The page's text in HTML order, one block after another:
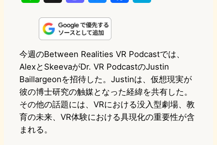
n
s
o
d
o
n
u
s
y
e
b
o
o
k
n
a
今週のBetween Realities VR Podcastでは、
AlexとSkeevaがDr. VR PodcastのJustin
Baillargeonを招待した。Justinは、仮想現実が
彼の博士研究の触媒となった経緯を共有した。
その他の話題には、VRにおける没入型劇場、教
育の未来、VR体験における具現化の重要性が含
まれる。